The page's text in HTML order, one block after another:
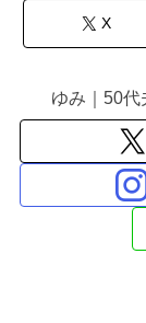
X
ゆみ｜50代